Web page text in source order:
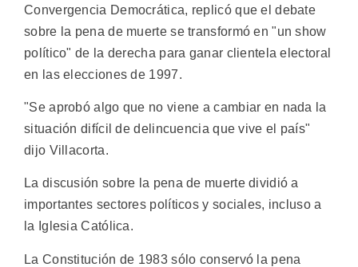
Convergencia Democrática, replicó que el debate
sobre la pena de muerte se transformó en "un show
político" de la derecha para ganar clientela electoral
en las elecciones de 1997.
"Se aprobó algo que no viene a cambiar en nada la
situación difícil de delincuencia que vive el país"
dijo Villacorta.
La discusión sobre la pena de muerte dividió a
importantes sectores políticos y sociales, incluso a
la Iglesia Católica.
La Constitución de 1983 sólo conservó la pena